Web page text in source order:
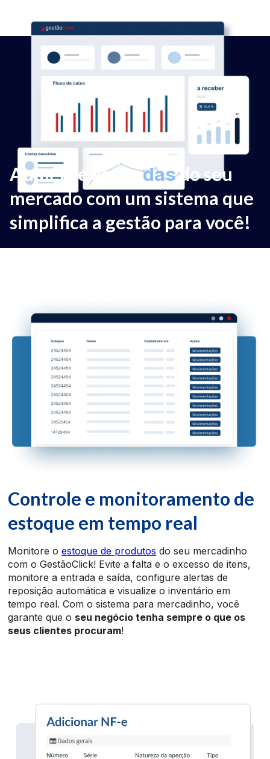
Aumente as vendasdo seu
mercado com um sistema que
simplifica a gestão para você!
Controle e monitoramento de
estoque em tempo real
Monitore oestoque de produtos do seu mercadinho
com o GestãoClick! Evite a falta e o excesso de itens,
monitore a entrada e saída, configure alertas de
reposição automática e visualize o inventário em
tempo real. Com o sistema para mercadinho, você
garante que o seu negócio tenha sempre o que os
seus clientes procuram!